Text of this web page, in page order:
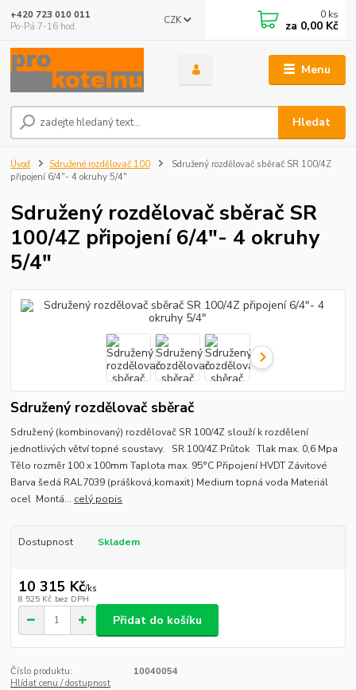
Menu
CZK
Hledat
+420 723 010 011
Po-Pá 7-16 hod.
0 ks
za 0,00 Kč
Úvod Sdružené rozdělovač 100
Sdružený rozdělovač sběrač SR 100/4Z
připojení 6/4"- 4 okruhy 5/4"
Sdružený rozdělovač sběrač SR
100/4Z připojení 6/4"- 4 okruhy
5/4"
Sdružený rozdělovač sběrač
Sdružený (kombinovaný) rozdělovač SR 100/4Z slouží k rozdělení
jednotlivých větví topné soustavy. SR 100/4Z Průtok Tlak max. 0,6 Mpa
Tělo rozměr 100 x 100mm Taplota max. 95°C Připojení HVDT Závitové
Barva šedá RAL7039 (prášková,komaxit) Medium topná voda Materiál
ocel Montá... celý popis
Dostupnost Skladem
10 315 Kč/ks
8 525 Kč bez DPH
Přidat do košíku
Číslo produktu:
10040054
Hlídat cenu / dostupnost